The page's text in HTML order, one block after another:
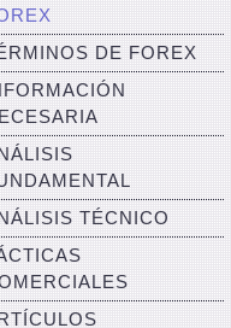
DE FOREX
TÉCNICO